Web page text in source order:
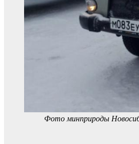
Фото минприроды